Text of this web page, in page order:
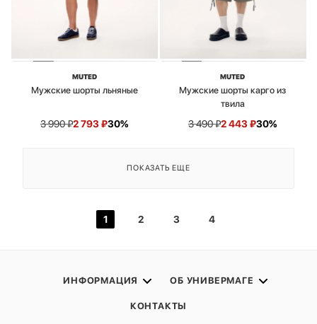
MUTED
Мужские шорты льняные
3 990₽2 793₽30%
MUTED
Мужские шорты карго из
твила
3 490₽2 443₽30%
ПОКАЗАТЬ ЕЩЕ
1 2 3 4
ИНФОРМАЦИЯ ОБ УНИВЕРМАГЕ
КОНТАКТЫ